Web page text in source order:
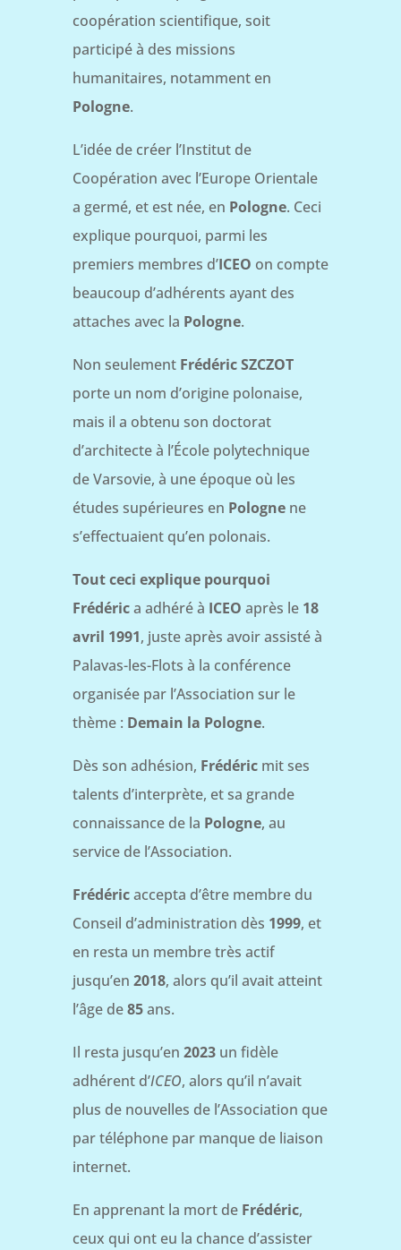
coopération scientifique, soit
participé à des missions
humanitaires, notamment en
Pologne.
L’idée de créer l’Institut de
Coopération avec l’Europe Orientale
a germé, et est née, en Pologne. Ceci
explique pourquoi, parmi les
premiers membres d’ICEO on compte
beaucoup d’adhérents ayant des
attaches avec la Pologne.
Non seulement Frédéric SZCZOT
porte un nom d’origine polonaise,
mais il a obtenu son doctorat
d’architecte à l’École polytechnique
de Varsovie, à une époque où les
études supérieures en Polognene
s’effectuaient qu’en polonais.
Tout ceci explique pourquoi
Frédérica adhéré à ICEO après le 18
avril 1991, juste après avoir assisté à
Palavas-les-Flots à la conférence
organisée par l’Association sur le
thème : Demain la Pologne.
Dès son adhésion, Frédéricmit ses
talents d’interprète, et sa grande
connaissance de la Pologne, au
service de l’Association.
Frédéricaccepta d’être membre du
Conseil d’administration dès 1999, et
en resta un membre très actif
jusqu’en 2018, alors qu’il avait atteint
l’âge de85ans.
Il resta jusqu’en 2023un fidèle
adhérent d’ICEO, alors qu’il n’avait
plus de nouvelles de l’Association que
par téléphone par manque de liaison
internet.
En apprenant la mort de Frédéric,
ceux qui ont eu la chance d’assister